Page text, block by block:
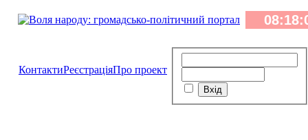
КонтактиРеєстраціяПро проект